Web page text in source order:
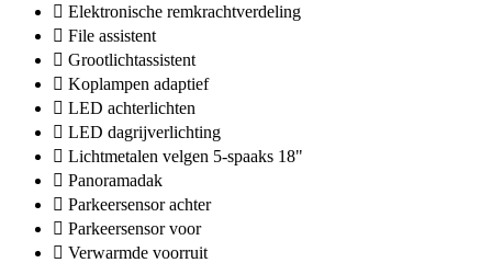
Elektronische remkrachtverdeling
File assistent
Grootlichtassistent
Koplampen adaptief
LED achterlichten
LED dagrijverlichting
Lichtmetalen velgen 5-spaaks 18"
Panoramadak
Parkeersensor achter
Parkeersensor voor
Verwarmde voorruit